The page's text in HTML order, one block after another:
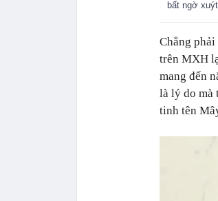
bất ngờ
Chẳng
trên MXH
mang đến
là lý do mà
tinh tên